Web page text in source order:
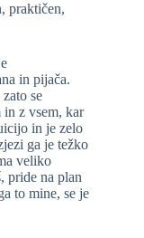
praktičen,
in pijača.
se
z vsem, kar
in je zelo
ga je težko
veliko
pride na plan
to mine, se je